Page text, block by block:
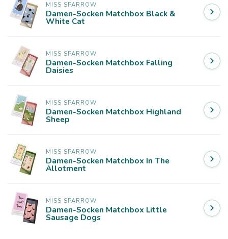
MISS SPARROW
Damen-Socken Matchbox Black &
White Cat
MISS SPARROW
Damen-Socken Matchbox Falling
Daisies
MISS SPARROW
Damen-Socken Matchbox Highland
Sheep
MISS SPARROW
Damen-Socken Matchbox In The
Allotment
MISS SPARROW
Damen-Socken Matchbox Little
Sausage Dogs